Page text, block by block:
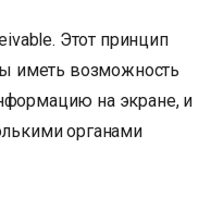
Этот принцип
иметь возможность
на экране, и
органами